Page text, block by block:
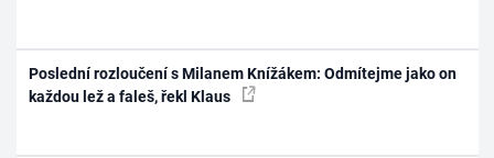
Poslední rozloučení s Milanem Knížákem: Odmítejme jako on
každou lež a faleš, řekl Klaus